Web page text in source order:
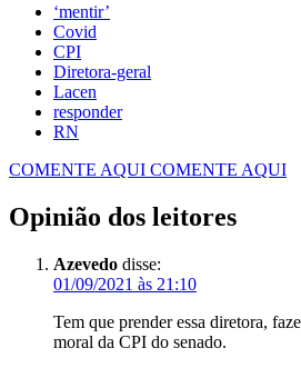
‘mentir’
Covid
CPI
Diretora-geral
Lacen
responder
RN
COMENTE AQUI COMENTE AQUI
Opinião dos leitores
Azevedo disse:
01/09/2021 às 21:10
Tem que prender essa diretora,
moral da CPI do senado.